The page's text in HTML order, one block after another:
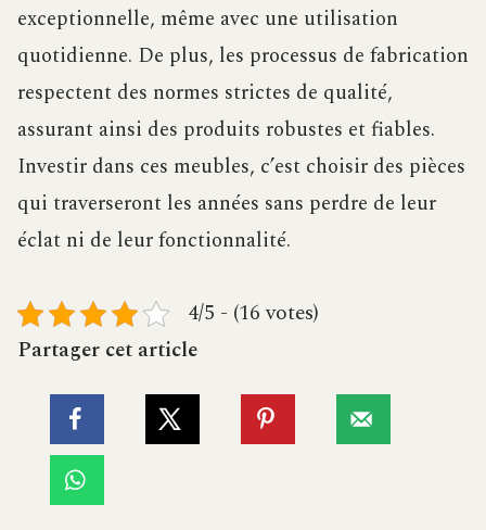
exceptionnelle, même avec une utilisation
quotidienne. De plus, les processus de fabrication
respectent des normes strictes de qualité,
assurant ainsi des produits robustes et fiables.
Investir dans ces meubles, c’est choisir des pièces
qui traverseront les années sans perdre de leur
éclat ni de leur fonctionnalité.
4/5 - (16 votes)
Partager cet article